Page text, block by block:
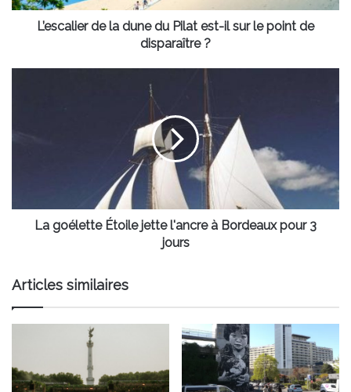
sur
L’escalier de la dune du Pilat est-il sur le point de
disparaître ?
3
La goélette Étoile jette l'ancre à Bordeaux pour 3
jours
Articles similaires